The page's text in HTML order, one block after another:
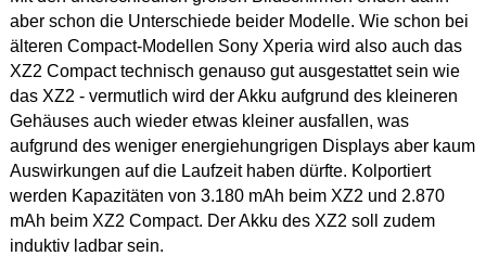
aber schon die Unterschiede beider Modelle. Wie schon bei
älteren Compact-Modellen Sony Xperia wird also auch das
XZ2 Compact technisch genauso gut ausgestattet sein wie
das XZ2 - vermutlich wird der Akku aufgrund des kleineren
Gehäuses auch wieder etwas kleiner ausfallen, was
aufgrund des weniger energiehungrigen Displays aber kaum
Auswirkungen auf die Laufzeit haben dürfte. Kolportiert
werden Kapazitäten von 3.180 mAh beim XZ2 und 2.870
mAh beim XZ2 Compact. Der Akku des XZ2 soll zudem
induktiv ladbar sein.